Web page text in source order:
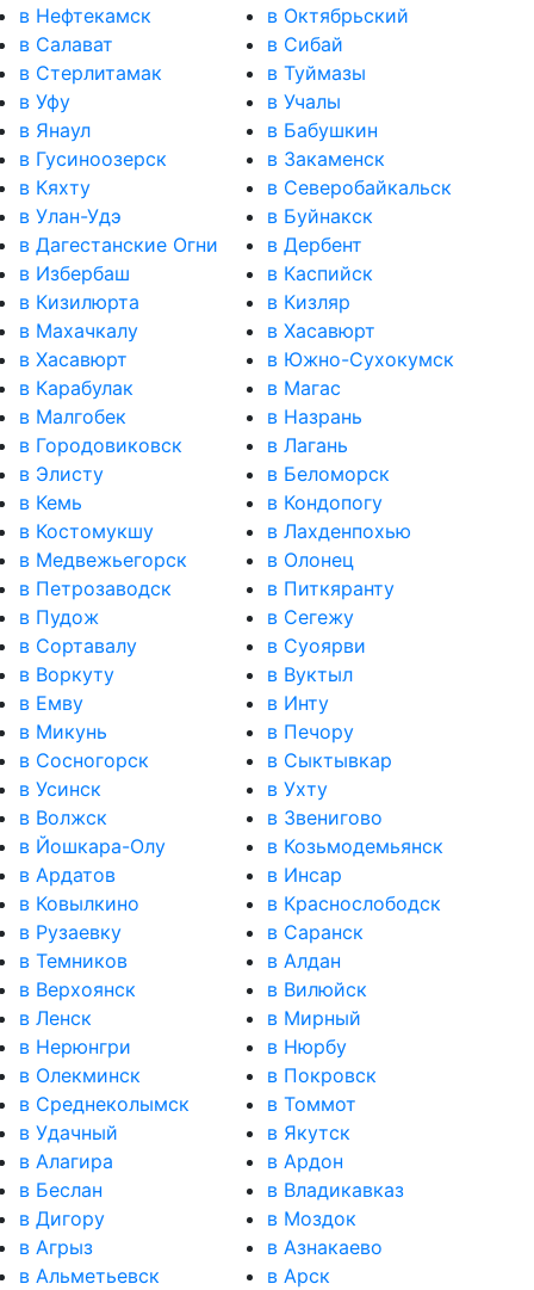
в Нефтекамск
в Октябрьский
в Салават
в Сибай
в Стерлитамак
в Туймазы
в Уфу
в Учалы
в Янаул
в Бабушкин
в Гусиноозерск
в Закаменск
в Кяхту
в Северобайкальск
в Улан-Удэ
в Буйнакск
в Дагестанские Огни
в Дербент
в Избербаш
в Каспийск
в Кизилюрта
в Кизляр
в Махачкалу
в Хасавюрт
в Хасавюрт
в Южно-Сухокумск
в Карабулак
в Магас
в Малгобек
в Назрань
в Городовиковск
в Лагань
в Элисту
в Беломорск
в Кемь
в Кондопогу
в Костомукшу
в Лахденпохью
в Медвежьегорск
в Олонец
в Петрозаводск
в Питкяранту
в Пудож
в Сегежу
в Сортавалу
в Суоярви
в Воркуту
в Вуктыл
в Емву
в Инту
в Микунь
в Печору
в Сосногорск
в Сыктывкар
в Усинск
в Ухту
в Волжск
в Звенигово
в Йошкара-Олу
в Козьмодемьянск
в Ардатов
в Инсар
в Ковылкино
в Краснослободск
в Рузаевку
в Саранск
в Темников
в Алдан
в Верхоянск
в Вилюйск
в Ленск
в Мирный
в Нерюнгри
в Нюрбу
в Олекминск
в Покровск
в Среднеколымск
в Томмот
в Удачный
в Якутск
в Алагира
в Ардон
в Беслан
в Владикавказ
в Дигору
в Моздок
в Агрыз
в Азнакаево
в Альметьевск
в Арск